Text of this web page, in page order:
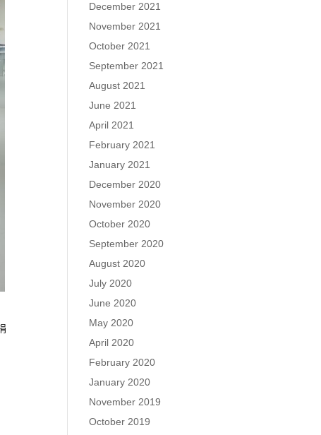
December 2021
November 2021
October 2021
September 2021
August 2021
June 2021
April 2021
February 2021
January 2021
December 2020
November 2020
October 2020
September 2020
August 2020
July 2020
June 2020
May 2020
April 2020
February 2020
January 2020
November 2019
October 2019